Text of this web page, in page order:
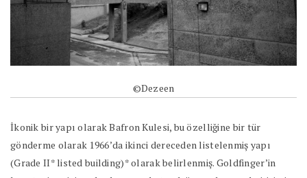
©Dezeen
İkonik bir yapı olarak Bafron Kulesi, bu özelliğine bir tür
gönderme olarak 1966’da ikinci dereceden listelenmiş yapı
(Grade II* listed building)* olarak belirlenmiş. Goldfinger’in